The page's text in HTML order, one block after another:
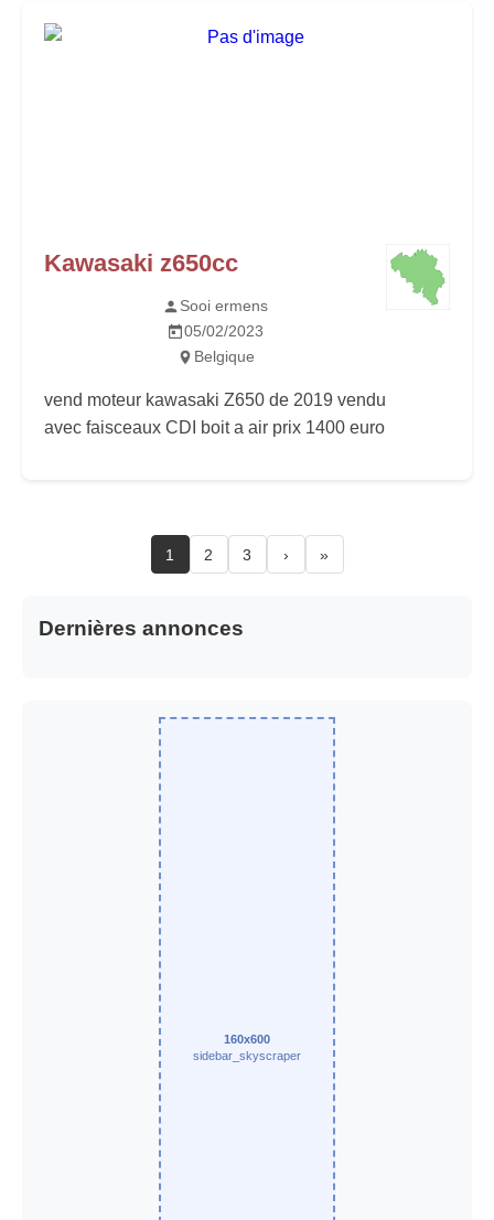
Kawasaki z650cc
Sooi ermens
05/02/2023
Belgique
vend moteur kawasaki Z650 de 2019 vendu
avec faisceaux CDI boit a air prix 1400 euro
1 2 3 › »
Dernières annonces
160x600
sidebar_skyscraper